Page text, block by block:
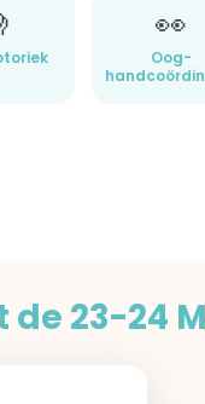
👀
Oog-
23-24